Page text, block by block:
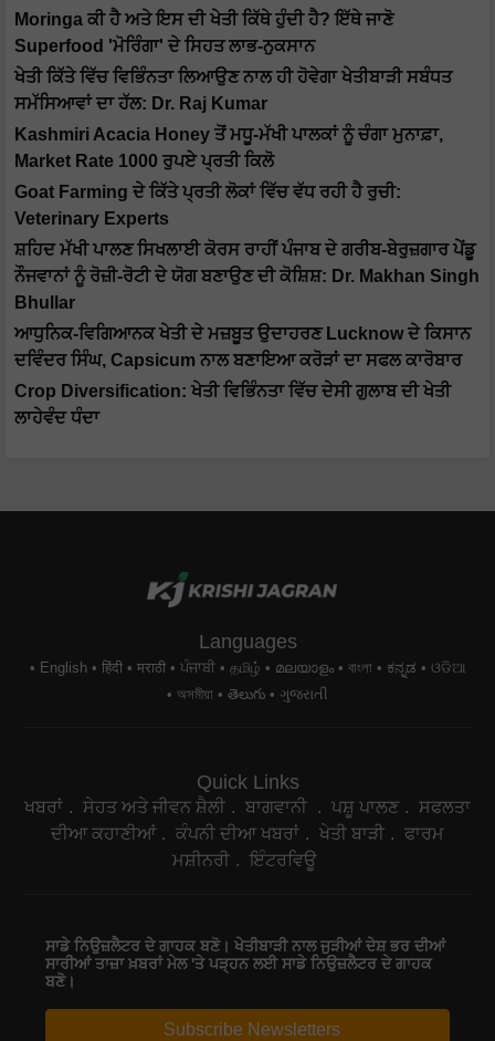
Moringa ਕੀ ਹੈ ਅਤੇ ਇਸ ਦੀ ਖੇਤੀ ਕਿੱਥੇ ਹੁੰਦੀ ਹੈ? ਇੱਥੇ ਜਾਣੋ
Superfood 'ਮੋਰਿੰਗਾ' ਦੇ ਸਿਹਤ ਲਾਭ-ਨੁਕਸਾਨ
ਖੇਤੀ ਕਿੱਤੇ ਵਿੱਚ ਵਿਭਿੰਨਤਾ ਲਿਆਉਣ ਨਾਲ ਹੀ ਹੋਵੇਗਾ ਖੇਤੀਬਾੜੀ ਸਬੰਧਤ
ਸਮੱਸਿਆਵਾਂ ਦਾ ਹੱਲ: Dr. Raj Kumar
Kashmiri Acacia Honey ਤੋਂ ਮਧੂ-ਮੱਖੀ ਪਾਲਕਾਂ ਨੂੰ ਚੰਗਾ ਮੁਨਾਫ਼ਾ,
Market Rate 1000 ਰੁਪਏ ਪ੍ਰਤੀ ਕਿਲੋ
Goat Farming ਦੇ ਕਿੱਤੇ ਪ੍ਰਤੀ ਲੋਕਾਂ ਵਿੱਚ ਵੱਧ ਰਹੀ ਹੈ ਰੁਚੀ:
Veterinary Experts
ਸ਼ਹਿਦ ਮੱਖੀ ਪਾਲਣ ਸਿਖਲਾਈ ਕੋਰਸ ਰਾਹੀਂ ਪੰਜਾਬ ਦੇ ਗਰੀਬ-ਬੇਰੁਜ਼ਗਾਰ ਪੇਂਡੂ
ਨੌਜਵਾਨਾਂ ਨੂੰ ਰੋਜ਼ੀ-ਰੋਟੀ ਦੇ ਯੋਗ ਬਣਾਉਣ ਦੀ ਕੋਸ਼ਿਸ਼: Dr. Makhan Singh
Bhullar
ਆਧੁਨਿਕ-ਵਿਗਿਆਨਕ ਖੇਤੀ ਦੇ ਮਜ਼ਬੂਤ ​​ਉਦਾਹਰਣ Lucknow ਦੇ ਕਿਸਾਨ
ਦਵਿੰਦਰ ਸਿੰਘ, Capsicum ਨਾਲ ਬਣਾਇਆ ਕਰੋੜਾਂ ਦਾ ਸਫਲ ਕਾਰੋਬਾਰ
Crop Diversification: ਖੇਤੀ ਵਿਭਿੰਨਤਾ ਵਿੱਚ ਦੇਸੀ ਗੁਲਾਬ ਦੀ ਖੇਤੀ
ਲਾਹੇਵੰਦ ਧੰਦਾ
Languages
English हिंदी मराठी ਪੰਜਾਬੀ தமிழ் മലയാളം বাংলা ಕನ್ನಡ
ଓଡିଆ
অসমীয়া
తెలుగు ગુજરાતી
Quick Links
ਖਬਰਾਂ ਸੇਹਤ ਅਤੇ ਜੀਵਨ ਸ਼ੈਲੀ ਬਾਗਵਾਨੀ ਪਸ਼ੂ ਪਾਲਣ
ਸਫਲਤਾ
ਦੀਆ ਕਹਾਣੀਆਂ
ਕੰਪਨੀ ਦੀਆ ਖਬਰਾਂ ਖੇਤੀ ਬਾੜੀ
ਫਾਰਮ
ਮਸ਼ੀਨਰੀ
ਇੰਟਰਵਿਊ
ਸਾਡੇ ਨਿਉਜ਼ਲੈਟਰ ਦੇ ਗਾਹਕ ਬਣੋ। ਖੇਤੀਬਾੜੀ ਨਾਲ ਜੁੜੀਆਂ ਦੇਸ਼ ਭਰ ਦੀਆਂ
ਸਾਰੀਆਂ ਤਾਜ਼ਾ ਖ਼ਬਰਾਂ ਮੇਲ 'ਤੇ ਪੜ੍ਹਨ ਲਈ ਸਾਡੇ ਨਿਉਜ਼ਲੈਟਰ ਦੇ ਗਾਹਕ
ਬਣੋ।
Subscribe Newsletters